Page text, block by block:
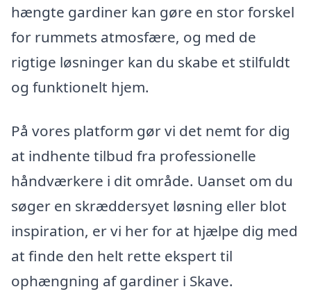
hængte gardiner kan gøre en stor forskel
for rummets atmosfære, og med de
rigtige løsninger kan du skabe et stilfuldt
og funktionelt hjem.
På vores platform gør vi det nemt for dig
at indhente tilbud fra professionelle
håndværkere i dit område. Uanset om du
søger en skræddersyet løsning eller blot
inspiration, er vi her for at hjælpe dig med
at finde den helt rette ekspert til
ophængning af gardiner i Skave.